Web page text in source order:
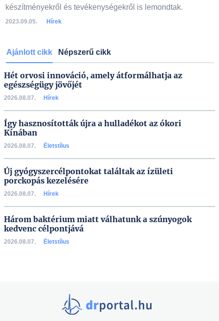
készítményekről és tevékenységekről is lemondtak.
2023.09.05. Hírek
Ajánlott cikk Népszerű cikk
Hét orvosi innováció, amely átformálhatja az
egészségügy jövőjét
2026.08.07. Hírek
Így hasznosították újra a hulladékot az ókori
Kínában
2026.08.07. Életstílus
Új gyógyszercélpontokat találtak az ízületi
porckopás kezelésére
2026.08.07. Hírek
Három baktérium miatt válhatunk a szúnyogok
kedvenc célpontjává
2026.08.07. Életstílus